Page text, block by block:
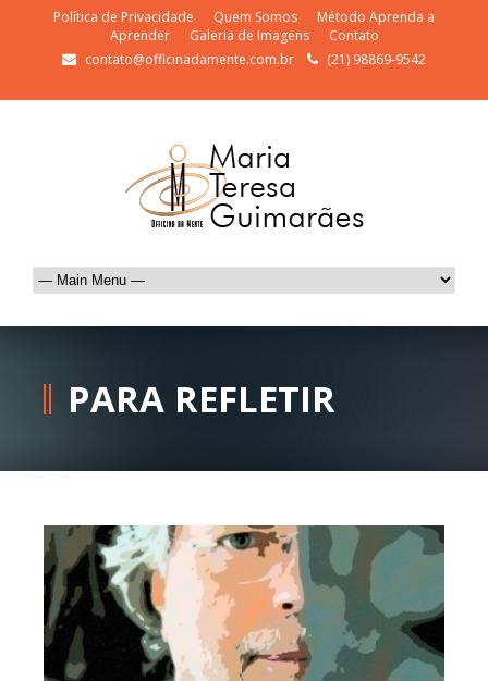
Política de Privacidade Quem Somos
Método Aprenda a
Aprender
Galeria de Imagens
Contato
contato@officinadamente.com.br
(21) 98869-9542
PARA REFLETIR